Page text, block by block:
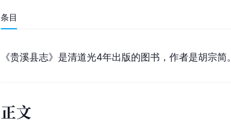
条目
《贵溪县志》是清道光4年出版的图书，作者是胡宗简。
正文